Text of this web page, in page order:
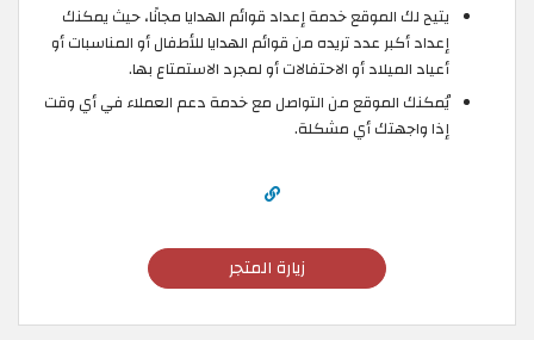
يتيح لك الموقع خدمة إعداد قوائم الهدايا مجانًا، حيث يمكنك
إعداد أكبر عدد تريده من قوائم الهدايا للأطفال أو المناسبات أو
أعياد الميلاد أو الاحتفالات أو لمجرد الاستمتاع بها.
يُمكنك الموقع من التواصل مع خدمة دعم العملاء في أي وقت
إذا واجهتك أي مشكلة.
زيارة المتجر